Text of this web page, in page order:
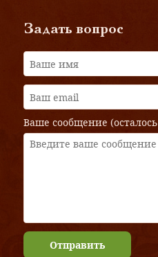
Задать вопрос
Ваше сообщение (осталось
Отправить